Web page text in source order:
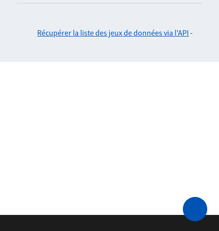
Récupérer la liste des jeux de données via l'API -